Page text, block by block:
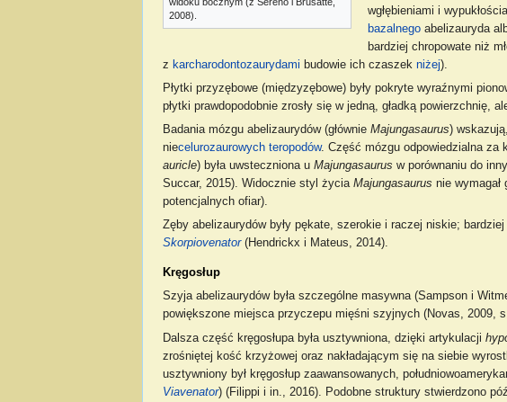
2008).
wgłębieniami i
bazalnegoabelizauryda
bardziej chropowate niż
z karcharodontozaurydami budowie ich czaszek niżej).
Płytki przyzębowe (międzyzębowe) były pokryte wyraźnymi
płytki prawdopodobnie zrosły się w jedną, gładką powierzchnię,
Badania mózgu abelizaurydów (głównie Majungasaurus)
niecelurozaurowych teropodów. Część mózgu odpowiedzialna za
auricle) była uwsteczniona u Majungasaurus w porównaniu do
Succar, 2015). Widocznie styl życia Majungasaurus nie
potencjalnych ofiar).
Zęby abelizaurydów były pękate, szerokie i raczej niskie; bardziej
Skorpiovenator(Hendrickx i Mateus, 2014).
Kręgosłup
Szyja abelizaurydów była szczególne masywna (Sampson i
powiększone miejsca przyczepu mięśni szyjnych (Novas, 2009,
Dalsza część kręgosłupa była usztywniona, dzięki artykulacji
zrośniętej kość krzyżowej oraz nakładającym się na siebie
usztywniony był kręgosłup zaawansowanych,
Viavenator) (Filippi i in., 2016). Podobne struktury stwierdzono